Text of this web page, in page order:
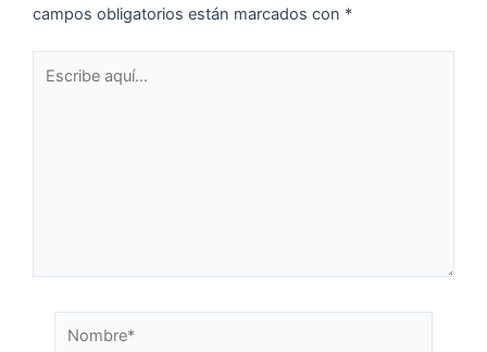
campos obligatorios están marcados con *